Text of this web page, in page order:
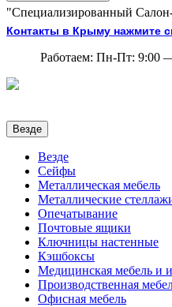
"Специализированный
Контакты в Крыму нажмите
Работаем: Пн-Пт: 9:00
Везде
Везде
Сейфы
Металлическая мебель
Металлические
Опечатывание
Почтовые ящики
Ключницы настенные
Кэшбоксы
Медицинская мебель и
Производственная
Офисная мебель